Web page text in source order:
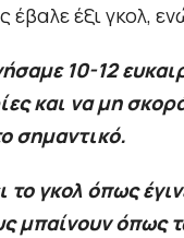
έβαλε έξι γκολ,
10-12
και να μη
σημαντικό.
το γκολ όπως
μπαίνουν όπως